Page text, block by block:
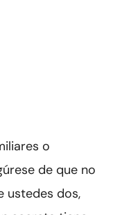
o
de que no
ustedes dos,